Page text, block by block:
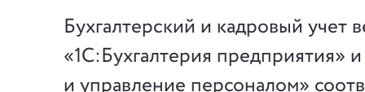
Бухгалтерский и кадровый учет
«1С:Бухгалтерия предприятия»
и управление персоналом»